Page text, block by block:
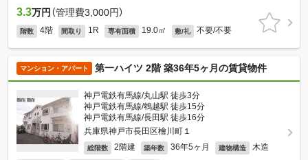
3.3万円 （管理費3,000円）
階数 4階 間取り 1R 専有面積 19.0㎡ 敷/礼 不要/不要
マンション・アパート 第一ハイツ 2階 築36年5ヶ月の賃貸物件
神戸電鉄有馬線/丸山駅 徒歩3分
神戸電鉄有馬線/鵯越駅 徒歩15分
神戸電鉄有馬線/長田駅 徒歩16分
兵庫県神戸市長田区檜川町１
総階数 2階建 築年数 36年5ヶ月 建物構造 木造